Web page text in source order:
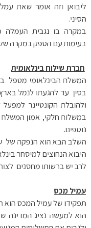
ליבואן וזה אומר שאת
הסיני.
במקרה בו נגבית העמלה
בעימות עם הספק במקרה
חברת שילוח בינלאומית
המשלח הבינלאומי מטפל
בסין עד להגעתו לנמל
ולהובלת הקונטיינר
במשלוח חלקי, אמון
נוספים.
השלב הבא הוא הנפקה של
היבוא הנחוצים למיסחר
לרב יש ברשותו מחסנים
עמיל מכס
תפקידו של עמיל המכס הוא
הוא למעשה נציג המדינה